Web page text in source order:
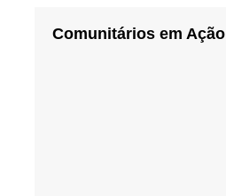
Comunitários em Ação